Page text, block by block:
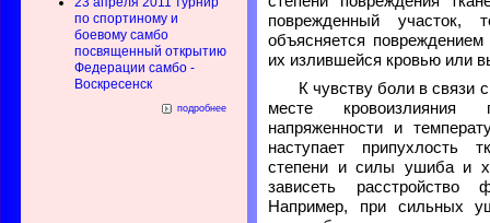
по спортиному и
боевому самбо
посвященный открытию
Федерации самбо -
Воскресенск
подробнее
поврежденный участок,
объясняется
их излившейся кровью или
К чувству боли в связи
месте кровоизлияния
напряженности и
наступает припухлость
степени и силы ушиба и
зависеть
Например, при сильных